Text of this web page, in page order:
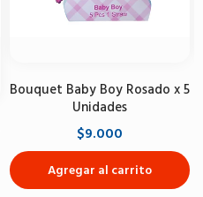
Bouquet Baby Boy Rosado x 5
Unidades
$9.000
Agregar al carrito